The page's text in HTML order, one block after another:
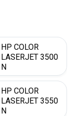
HP COLOR
LASERJET 3500
N
HP COLOR
LASERJET 3550
N